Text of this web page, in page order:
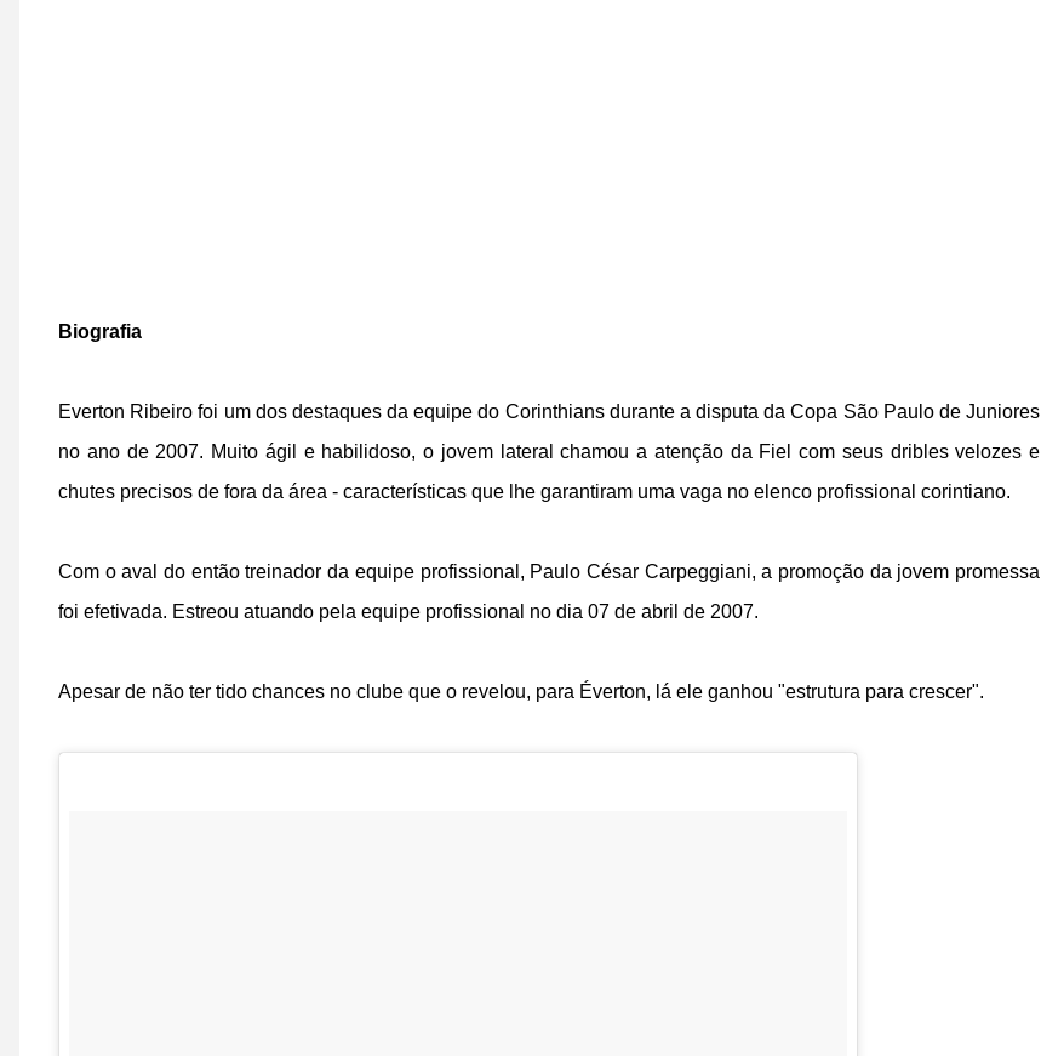
Biografia
Everton Ribeiro foi um dos destaques da equipe do Corinthians durante a disputa da Copa São Paulo de Juniores
no ano de 2007. Muito ágil e habilidoso, o jovem l ateral chamou a atenção da Fiel com seus dribles velozes e
chutes precisos de fora da área - características que lhe garantiram uma vaga no elenco profissional corintiano.
Com o aval do então treinador da equipe profissional, Paulo César Carpeggiani, a promoção da jovem promessa
foi efetivada. Estreou atuando pela equipe profissional no dia 07 de abril de 2007.
Apesar de não ter tido chances no clube que o revelou, para Éverton, lá ele ganhou "estrutura para crescer".